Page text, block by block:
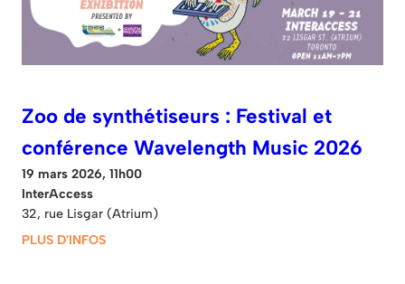
Zoo de synthétiseurs : Festival et
conférence Wavelength Music 2026
19 mars 2026, 11h00
InterAccess
32, rue Lisgar (Atrium)
PLUS D'INFOS